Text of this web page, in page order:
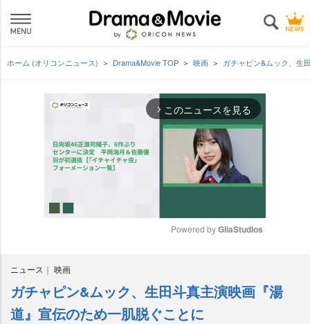
ホーム (オリコンニュース) Drama&Movie TOP 映画 ガチャピン&ムック、生
arrow_forward_ios このニュースを見る
t
e
Powered by GliaStudios
ニュース 映画
ガチャピン&ムック、生田斗真主演映画『湯
道』宣伝のため一肌脱ぐことに